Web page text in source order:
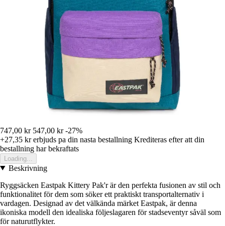
747,00 kr 547,00 kr -27%
+27,35 krerbjuds pa din nasta bestallning Krediteras efter att din
bestallning har bekraftats
Loading...
Beskrivning
Ryggsäcken Eastpak Kittery Pak'r är den perfekta fusionen av stil och
funktionalitet för dem som söker ett praktiskt transportalternativ i
vardagen. Designad av det välkända märket Eastpak, är denna
ikoniska modell den idealiska följeslagaren för stadseventyr såväl som
för naturutflykter.